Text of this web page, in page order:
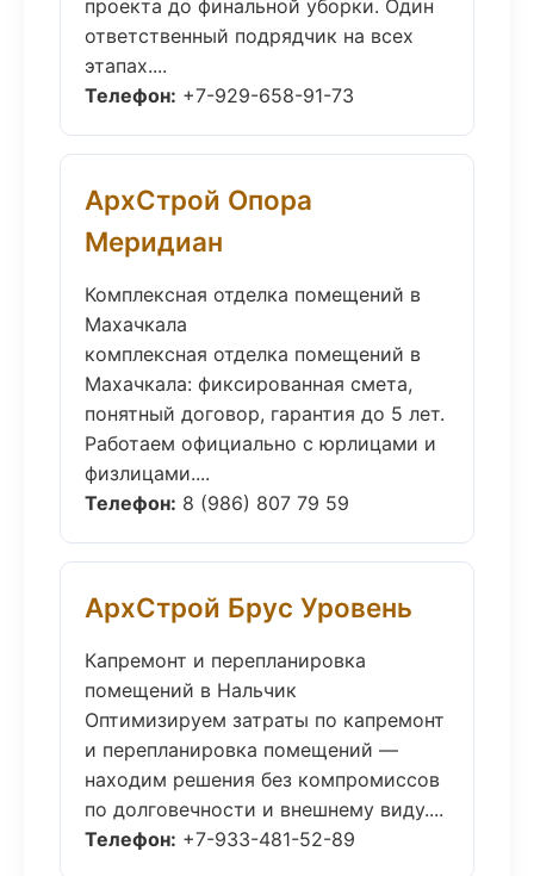
проекта до финальной уборки. Один
ответственный подрядчик на всех
этапах....
Телефон: +7-929-658-91-73
АрхСтрой Опора
Меридиан
Комплексная отделка помещений в
Махачкала
комплексная отделка помещений в
Махачкала: фиксированная смета,
понятный договор, гарантия до 5 лет.
Работаем официально с юрлицами и
физлицами....
Телефон: 8 (986) 807 79 59
АрхСтрой Брус Уровень
Капремонт и перепланировка
помещений в Нальчик
Оптимизируем затраты по капремонт
и перепланировка помещений —
находим решения без компромиссов
по долговечности и внешнему виду....
Телефон: +7-933-481-52-89